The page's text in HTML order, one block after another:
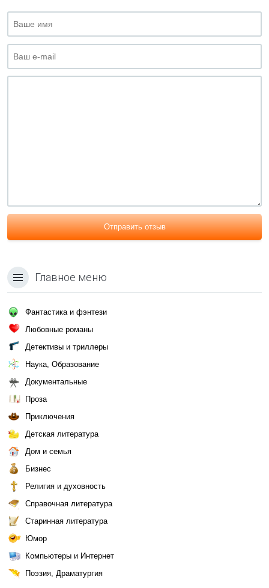
Отправить отзыв
Главное меню
Фантастика и фэнтези
Любовные романы
Детективы и триллеры
Наука, Образование
Документальные
Проза
Приключения
Детская литература
Дом и семья
Бизнес
Религия и духовность
Справочная литература
Старинная литература
Юмор
Компьютеры и Интернет
Поэзия, Драматургия